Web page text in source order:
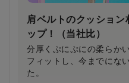
肩ベルトのクッショ
ップ！（当社比）
分厚くぷにぷにの柔らか
フィットし、今までにな
た。